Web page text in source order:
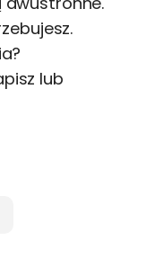
lub